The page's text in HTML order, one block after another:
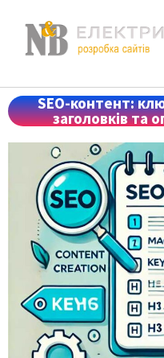
SEO-контент:
заголовків та